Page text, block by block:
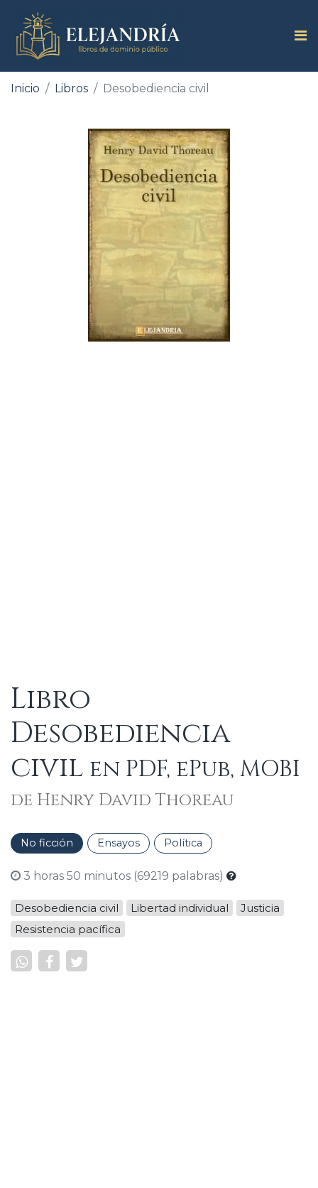
Inicio Libros Desobediencia civil
Libro
Desobediencia
civil en PDF, ePub, MOBI
de Henry David Thoreau
No ficción Ensayos Política
3 horas 50 minutos (69219 palabras)
Desobediencia civil Libertad individual
Justicia
Resistencia pacífica